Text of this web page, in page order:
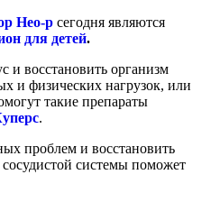
Нео-р сегодня являются
для детей.
восстановить организм
и физических нагрузок, или
такие препараты
.
проблем и восстановить
системы поможет